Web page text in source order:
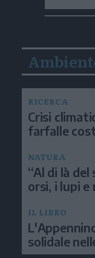
RICERCA
Crisi
farfalle
NATURA
“Al di là del
orsi, i lupi e
IL LIBRO
solidale